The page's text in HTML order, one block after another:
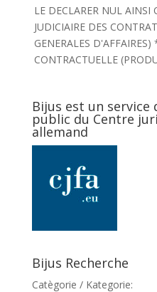
LE DECLARER NUL AINSI
JUDICIAIRE DES
GENERALES
CONTRACTUELLE
Bijus est un service
public du Centre
allemand
Bijus Recherche
Catègorie / Kategorie: